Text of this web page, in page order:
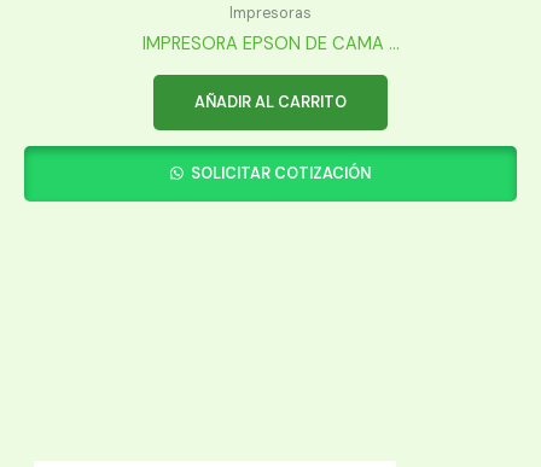
Impresoras
IMPRESORA EPSON DE CAMA ...
AÑADIR AL CARRITO
SOLICITAR COTIZACIÓN